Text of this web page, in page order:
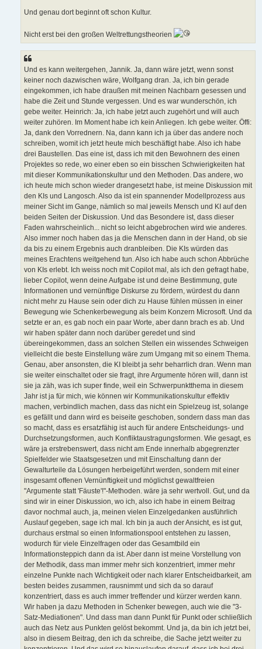
Und genau dort beginnt oft schon Kultur.
Nicht erst bei den großen Weltrettungstheorien
Und es kann weitergehen, Jannik. Ja, dann wäre jetzt, wenn sonst
keiner noch dazwischen wäre, Wolfgang dran. Ja, ich bin gerade
eingekommen, ich habe draußen mit meinen Nachbarn gesessen und
habe die Zeit und Stunde vergessen. Und es war wunderschön, ich
gebe weiter. Heinrich: Ja, ich habe jetzt auch zugehört und will auch
weiter zuhören. Im Moment habe ich kein Anliegen. Ich gebe weiter. Öffi:
Ja, dank den Vorrednern. Na, dann kann ich ja über das andere noch
schreiben, womit ich jetzt heute mich beschäftigt habe. Also ich habe
drei Baustellen. Das eine ist, dass ich mit den Bewohnern des einen
Projektes so rede, wo einer eben so ein bisschen Schwierigkeiten hat
mit dieser Kommunikationskultur und den Methoden. Das andere, wo
ich heute mich schon wieder drangesetzt habe, ist meine Diskussion mit
den KIs und Langosch. Also da ist ein spannender Modellprozess aus
meiner Sicht im Gange, nämlich so mal jeweils Mensch und KI auf den
beiden Seiten der Diskussion. Und das Besondere ist, dass dieser
Faden wahrscheinlich... nicht so leicht abgebrochen wird wie anderes.
Also immer noch haben das ja die Menschen dann in der Hand, ob sie
da bis zu einem Ergebnis auch dranbleiben. Die KIs würden das
meines Erachtens weitgehend tun. Also ich habe auch schon Abbrüche
von KIs erlebt. Ich weiss noch mit Copilot mal, als ich den gefragt habe,
lieber Copilot, wenn deine Aufgabe ist und deine Bestimmung, gute
Informationen und vernünftige Diskurse zu fördern, würdest du dann
nicht mehr zu Hause sein oder dich zu Hause fühlen müssen in einer
Bewegung wie Schenkerbewegung als beim Konzern Microsoft. Und da
setzte er an, es gab noch ein paar Worte, aber dann brach es ab. Und
wir haben später dann noch darüber geredet und sind
übereingekommen, dass an solchen Stellen ein wissendes Schweigen
vielleicht die beste Einstellung wäre zum Umgang mit so einem Thema.
Genau, aber ansonsten, die KI bleibt ja sehr beharrlich dran. Wenn man
sie weiter einschaltet oder sie fragt, ihre Argumente hören will, dann ist
sie ja zäh, was ich super finde, weil ein Schwerpunktthema in diesem
Jahr ist ja für mich, wie können wir Kommunikationskultur effektiv
machen, verbindlich machen, dass das nicht ein Spielzeug ist, solange
es gefällt und dann wird es beiseite geschoben, sondern dass man das
so macht, dass es ersatzfähig ist auch für andere Entscheidungs- und
Durchsetzungsformen, auch Konfliktaustragungsformen. Wie gesagt, es
wäre ja erstrebenswert, dass nicht am Ende innerhalb abgegrenzter
Spielfelder wie Staatsgesetzen und mit Einschaltung dann der
Gewalturteile da Lösungen herbeigeführt werden, sondern mit einer
insgesamt offenen Vernünftigkeit und möglichst gewaltfreien
"Argumente statt 'Fäuste'!"-Methoden. wäre ja sehr wertvoll. Gut, und da
sind wir in einer Diskussion, wo ich, also ich habe in einem Beitrag
davor nochmal auch, ja, meinen vielen Einzelgedanken ausführlich
Auslauf gegeben, sage ich mal. Ich bin ja auch der Ansicht, es ist gut,
durchaus erstmal so einen Informationspool entstehen zu lassen,
wodurch für viele Einzelfragen oder das Gesamtbild ein
Informationsteppich dann da ist. Aber dann ist meine Vorstellung von
der Methodik, dass man immer mehr sich konzentriert, immer mehr
einzelne Punkte nach Wichtigkeit oder nach klarer Entscheidbarkeit, am
besten beides zusammen, rausnimmt und sich da so darauf
konzentriert, dass es auch immer treffender und kürzer werden kann.
Wir haben ja dazu Methoden in Schenker bewegen, auch wie die "3-
Satz-Mediationen". Und dass man dann Punkt für Punkt oder schließlich
auch das Netz aus Punkten gelöst bekommt. Und ja, da bin ich jetzt bei,
also in diesem Beitrag, den ich da schreibe, die Sache jetzt weiter zu